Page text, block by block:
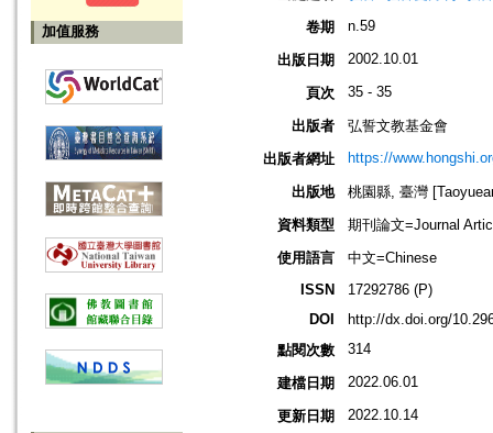
加值服務
卷期
n.59
出版日期 2002.10.01
頁次 35 - 35
出版者
弘誓文教基金會
出版者網址
https://
出版地
桃園縣, 臺灣
資料類型
期刊論文=Journal
使用語言
中文=Chinese
ISSN
17292786 (P)
DOI
http://dx.doi.org/
點閱次數
314
建檔日期 2022.06.01
更新日期 2022.10.14